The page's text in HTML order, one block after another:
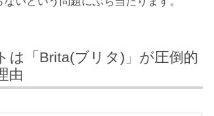
は「Brita(ブリタ)」が圧倒的
由